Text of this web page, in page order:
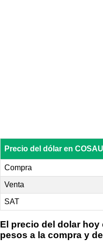
Precio del dólar en
Compra
Venta
SAT
El precio del dolar hoy
pesos a la compra y